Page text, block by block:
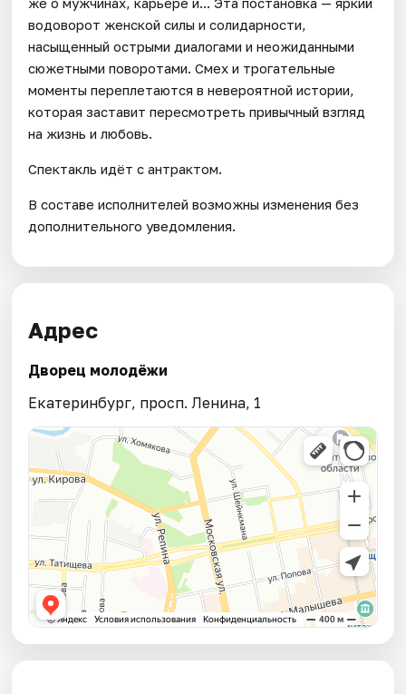
водоворот женской силы и солидарности,
насыщенный острыми диалогами и неожиданными
сюжетными поворотами. Смех и трогательные
моменты переплетаются в невероятной истории,
которая заставит пересмотреть привычный взгляд
на жизнь и любовь.
Спектакль идёт с антрактом.
В составе исполнителей возможны изменения без
дополнительного уведомления.
Адрес
Дворец молодёжи
Екатеринбург, просп. Ленина, 1